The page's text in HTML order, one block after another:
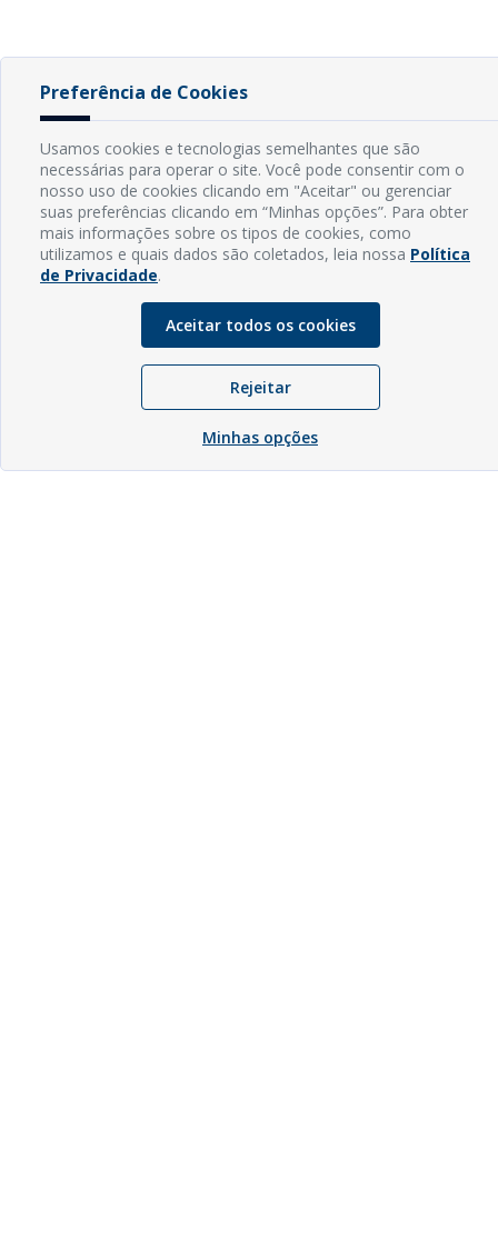
Preferência de Cookies
Usamos cookies e tecnologias semelhantes que são
necessárias para operar o site. Você pode consentir com o
nosso uso de cookies clicando em "Aceitar" ou gerenciar
suas preferências clicando em “Minhas opções”. Para obter
mais informações sobre os tipos de cookies, como
utilizamos e quais dados são coletados, leia nossa Política
de Privacidade.
Aceitar todos os cookies
Rejeitar
Minhas opções